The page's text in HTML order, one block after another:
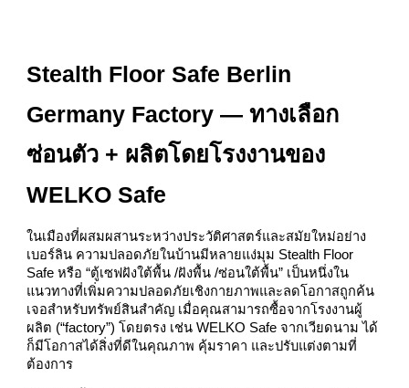
Stealth Floor Safe Berlin
Germany Factory — ทางเลือก
ซ่อนตัว + ผลิตโดยโรงงานของ
WELKO Safe
ในเมืองที่ผสมผสานระหว่างประวัติศาสตร์และสมัยใหม่อย่าง
เบอร์ลิน ความปลอดภัยในบ้านมีหลายแง่มุม Stealth Floor
Safe หรือ “ตู้เซฟฝังใต้พื้น /ฝังพื้น /ซ่อนใต้พื้น” เป็นหนึ่งใน
แนวทางที่เพิ่มความปลอดภัยเชิงกายภาพและลดโอกาสถูกค้น
เจอสำหรับทรัพย์สินสำคัญ เมื่อคุณสามารถซื้อจากโรงงานผู้
ผลิต (“factory”) โดยตรง เช่น WELKO Safe จากเวียดนาม ได้
ก็มีโอกาสได้สิ่งที่ดีในคุณภาพ คุ้มราคา และปรับแต่งตามที่
ต้องการ